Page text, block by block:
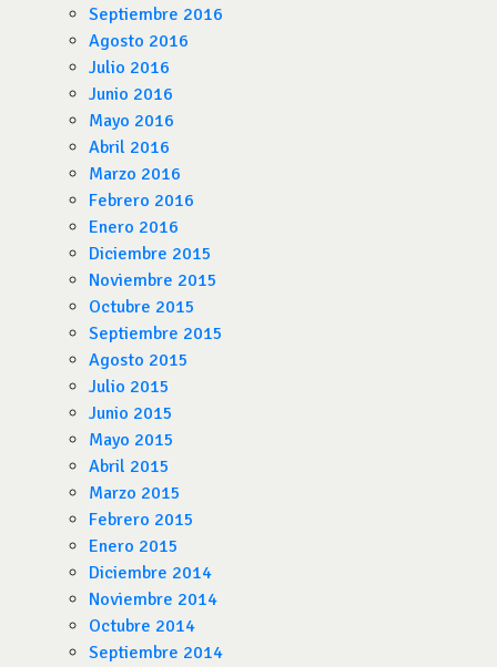
Septiembre 2016
Agosto 2016
Julio 2016
Junio 2016
Mayo 2016
Abril 2016
Marzo 2016
Febrero 2016
Enero 2016
Diciembre 2015
Noviembre 2015
Octubre 2015
Septiembre 2015
Agosto 2015
Julio 2015
Junio 2015
Mayo 2015
Abril 2015
Marzo 2015
Febrero 2015
Enero 2015
Diciembre 2014
Noviembre 2014
Octubre 2014
Septiembre 2014